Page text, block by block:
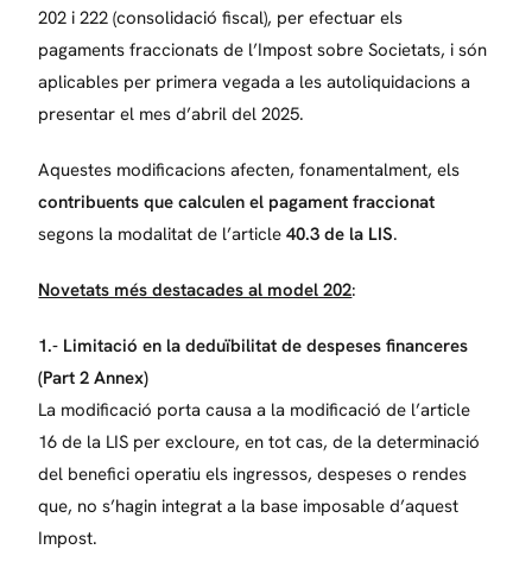
202 i 222 (consolidació fiscal), per efectuar els
pagaments fraccionats de l’Impost sobre Societats, i són
aplicables per primera vegada a les autoliquidacions a
presentar el mes d’abril del 2025.
Aquestes modificacions afecten, fonamentalment, els
contribuents que calculen el pagament fraccionat
segons la modalitat de l’article40.3 de la LIS.
Novetats més destacades al model 202:
1.- Limitació en la deduïbilitat de despeses financeres
(Part 2 Annex)
La modificació porta causa a la modificació de l’article
16 de la LIS per excloure, en tot cas, de la determinació
del benefici operatiu els ingressos, despeses o rendes
que, no s’hagin integrat a la base imposable d’aquest
Impost.